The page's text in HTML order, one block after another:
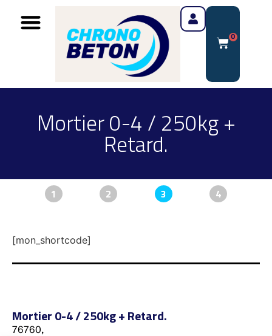
0
Mortier 0-4 / 250kg +
Retard.
1 2 3 4
[mon_shortcode]
Mortier 0-4 / 250kg + Retard.
76760,